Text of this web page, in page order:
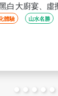
白大廚宴、虛
稅>
體驗 山水名勝